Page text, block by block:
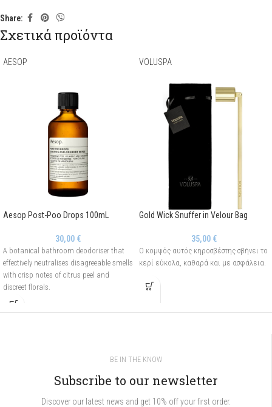
Share:
Σχετικά προϊόντα
AESOP
Aesop Post-Poo Drops 100mL
30,00 €
A botanical bathroom deodoriser that
effectively neutralises disagreeable smells
with crisp notes of citrus peel and
discreet florals.
VOLUSPA
Gold Wick Snuffer in Velour Bag
35,00 €
Ο κομψός αυτός κηροσβέστης σβήνει το
κερί εύκολα, καθαρά και με ασφάλεια.
BE IN THE KNOW
Subscribe to our newsletter
Discover our latest news and get 10% off your first order.